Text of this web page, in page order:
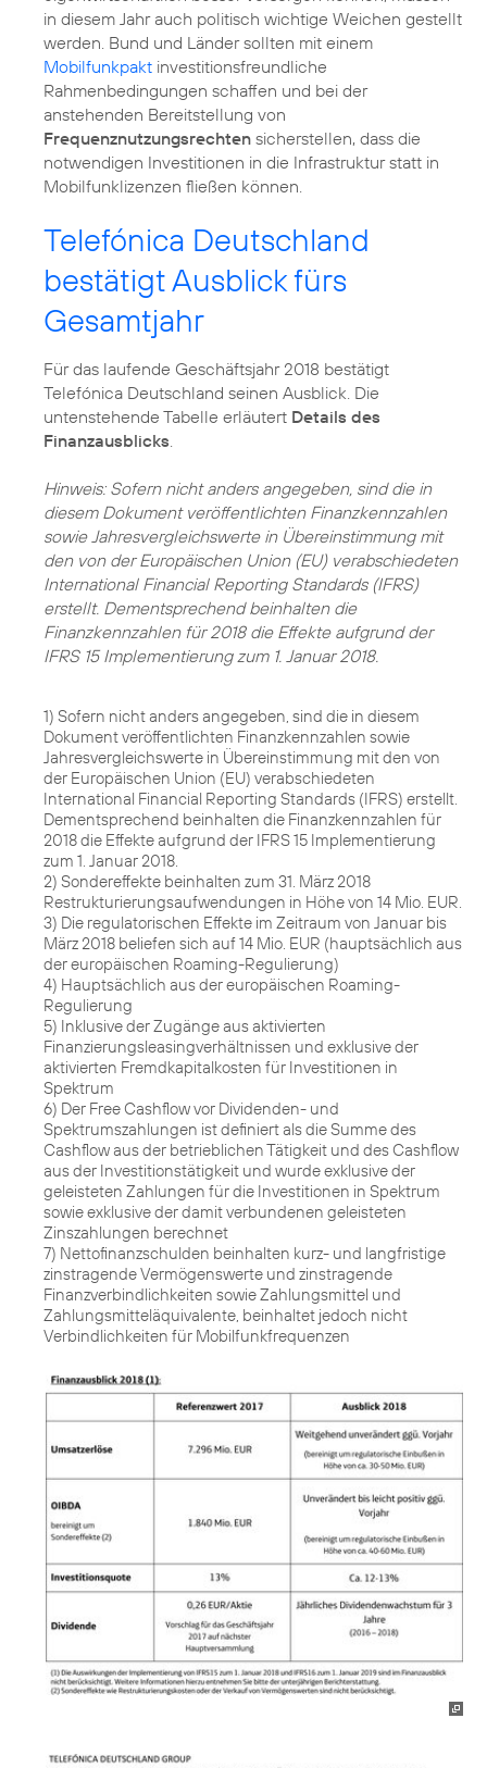
in diesem Jahr auch politisch wichtige Weichen gestellt
werden. Bund und Länder sollten mit einem
Mobilfunkpakt investitionsfreundliche
Rahmenbedingungen schaffen und bei der
anstehenden Bereitstellung von
Frequenznutzungsrechten sicherstellen, dass die
notwendigen Investitionen in die Infrastruktur statt in
Mobilfunklizenzen fließen können.
Telefónica Deutschland
bestätigt Ausblick fürs
Gesamtjahr
Für das laufende Geschäftsjahr 2018 bestätigt
Telefónica Deutschland seinen Ausblick. Die
untenstehende Tabelle erläutert Details des
Finanzausblicks
Hinweis: Sofern nicht anders angegeben, sind die in
diesem Dokument veröffentlichten Finanzkennzahlen
sowie Jahresvergleichswerte in Übereinstimmung mit
den von der Europäischen Union (EU) verabschiedeten
International Financial Reporting Standards (IFRS)
erstellt. Dementsprechend beinhalten die
Finanzkennzahlen für 2018 die Effekte aufgrund der
IFRS 15 Implementierung zum 1. Januar 2018.
1) Sofern nicht anders angegeben, sind die in diesem
Dokument veröffentlichten Finanzkennzahlen sowie
Jahresvergleichswerte in Übereinstimmung mit den von
der Europäischen Union (EU) verabschiedeten
International Financial Reporting Standards (IFRS) erstellt.
Dementsprechend beinhalten die Finanzkennzahlen für
2018 die Effekte aufgrund der IFRS 15 Implementierung
zum 1. Januar 2018.
2) Sondereffekte beinhalten zum 31. März 2018
Restrukturierungsaufwendungen in Höhe von 14 Mio. EUR.
3) Die regulatorischen Effekte im Zeitraum von Januar bis
März 2018 beliefen sich auf 14 Mio. EUR (hauptsächlich aus
der europäischen Roaming-Regulierung)
4) Hauptsächlich aus der europäischen Roaming-
Regulierung
5) Inklusive der Zugänge aus aktivierten
Finanzierungsleasingverhältnissen und exklusive der
aktivierten Fremdkapitalkosten für Investitionen in
Spektrum
6) Der Free Cashflow vor Dividenden- und
Spektrumszahlungen ist definiert als die Summe des
Cashflow aus der betrieblichen Tätigkeit und des Cashflow
aus der Investitionstätigkeit und wurde exklusive der
geleisteten Zahlungen für die Investitionen in Spektrum
sowie exklusive der damit verbundenen geleisteten
Zinszahlungen berechnet
7) Nettofinanzschulden beinhalten kurz- und langfristige
zinstragende Vermögenswerte und zinstragende
Finanzverbindlichkeiten sowie Zahlungsmittel und
Zahlungsmitteläquivalente, beinhaltet jedoch nicht
Verbindlichkeiten für Mobilfunkfrequenzen